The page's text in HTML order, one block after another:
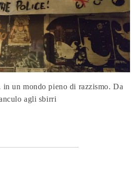
un mondo pieno di razzismo. Da
agli sbirri